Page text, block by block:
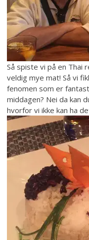
Så spiste vi på en Thai
veldig mye mat! Så vi
fenomen som er
middagen? Nei da kan
hvorfor vi ikke kan ha